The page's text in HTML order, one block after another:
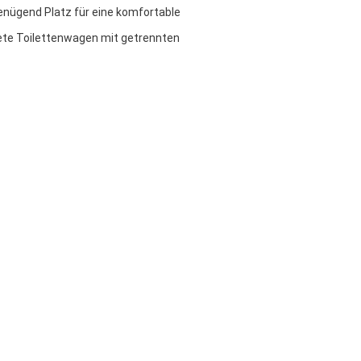
Platz für eine kom­fort­able
Toilettenwagen mit getrennten